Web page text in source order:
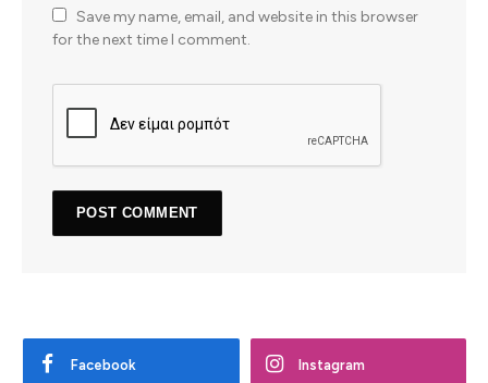
Save my name, email, and website in this browser
for the next time I comment.
Facebook Instagram